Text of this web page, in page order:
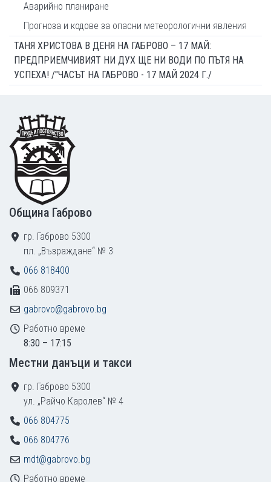
Аварийно планиране
Прогноза и кодове за опасни метеорологични явления
ТАНЯ ХРИСТОВА В ДЕНЯ НА ГАБРОВО – 17 МАЙ:
ПРЕДПРИЕМЧИВИЯТ НИ ДУХ ЩЕ НИ ВОДИ ПО ПЪТЯ НА
УСПЕХА! /"ЧАСЪТ НА ГАБРОВО - 17 МАЙ 2024 Г./
Footer
Община Габрово
гр. Габрово 5300
пл. „Възраждане“ № 3
066 818400
066 809371
gabrovo@gabrovo.bg
Работно време
8:30 – 17:15
Местни данъци и такси
гр. Габрово 5300
ул. „Райчо Каролев“ № 4
066 804775
066 804776
mdt@gabrovo.bg
Работно време